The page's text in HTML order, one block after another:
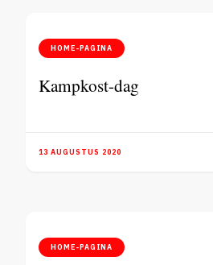
HOME-PAGINA
Kampkost-dag
13 AUGUSTUS 2020
HOME-PAGINA